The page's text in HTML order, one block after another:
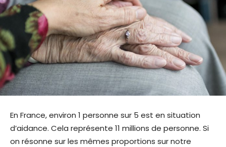
En France, environ 1 personne sur 5 est en situation
d’aidance. Cela représente 11 millions de personne. Si
on résonne sur les mêmes proportions sur notre